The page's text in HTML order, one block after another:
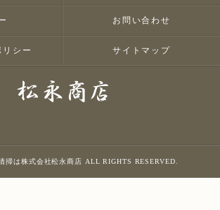
お問い合わせ
シー サイトマップ
掃は株式会社松永商店 ALL RIGHTS RESERVED.